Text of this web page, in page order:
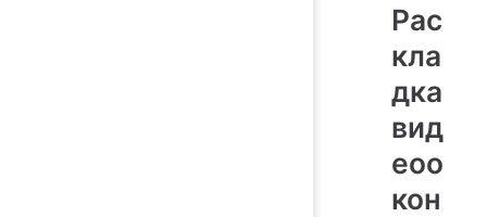
Рас
кла
дка
вид
еоо
кон